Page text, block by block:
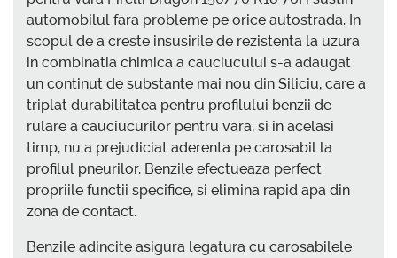
automobilul fara probleme pe orice autostrada. In
scopul de a creste insusirile de rezistenta la uzura
in combinatia chimica a cauciucului s-a adaugat
un continut de substante mai nou din Siliciu, care a
triplat durabilitatea pentru profilului benzii de
rulare a cauciucurilor pentru vara, si in acelasi
timp, nu a prejudiciat aderenta pe carosabil la
profilul pneurilor. Benzile efectueaza perfect
propriile functii specifice, si elimina rapid apa din
zona de contact.
Benzile adincite asigura legatura cu carosabilele